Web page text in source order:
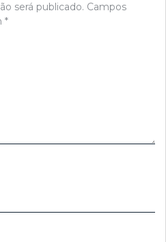
será publicado. Campos
*